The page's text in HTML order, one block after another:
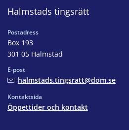
Halmstads tingsrätt
Postadress
Box 193
301 05 Halmstad
E-post
halmstads.tingsratt@dom.se
Kontaktsida
Öppettider och kontakt